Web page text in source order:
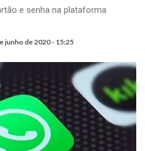
e senha na plataforma
junho de 2020 - 15:25